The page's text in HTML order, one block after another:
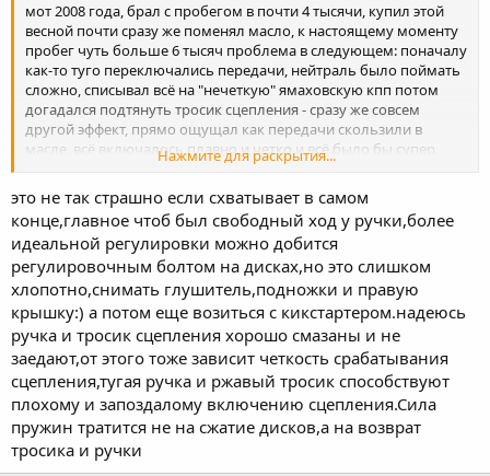
мот 2008 года, брал с пробегом в почти 4 тысячи, купил этой
весной почти сразу же поменял масло, к настоящему моменту
пробег чуть больше 6 тысяч проблема в следующем: поначалу
как-то туго переключались передачи, нейтраль было поймать
сложно, списывал всё на "нечеткую" ямаховскую кпп потом
догадался подтянуть тросик сцепления - сразу же совсем
другой эффект, прямо ощущал как передачи скользили в
масле, всё включалось плавно и четко и всё было бы супер,
если бы не одно НО: сцепление схватывало почти в самом
конкретно раздражать - очень хотелось чтобы схватывало
хотя бы на середине хода в конце концов начал понемногу
ослаблять тросик и столкнулся с интересным эффектом:
немного приотпустив тросик с вечера, утром, когда только
завелся, мне было показалось, что я добился идеала -
сцепление схватывало уже на середине, при это сохранилась
плавность переключения, ловилась нейтралка.. но проехав
километров 5 и встав на светофоре, тяжелое переключение
передач началось снова ((( короче, немного подтянул тросик и
езжу так до сих пор - сцепление хватает где-то на середине
хода рычажка, когда выезжаешь всё работает плавно и четко,
потом "нормализуется" и начинает тупить и заедать, к концу
поездки сначала глушу движок, затем только включаю
нейтраль (на заглушенном моте передачи переключаются
Нажмите для раскрытия...
это не так страшно если схватывает в самом
конце,главное чтоб был свободный ход у ручки,более
идеальной регулировки можно добится
регулировочным болтом на дисках,но это слишком
хлопотно,снимать глушитель,подножки и правую
крышку:) а потом еще возиться с кикстартером.надеюсь
ручка и тросик сцепления хорошо смазаны и не
заедают,от этого тоже зависит четкость срабатывания
сцепления,тугая ручка и ржавый тросик способствуют
плохому и запоздалому включению сцепления.Сила
пружин тратится не на сжатие дисков,а на возврат
тросика и ручки